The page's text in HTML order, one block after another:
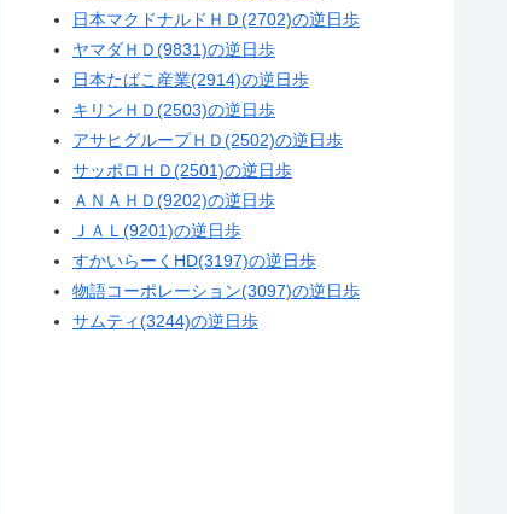
日本マクドナルドＨＤ(2702)の逆日歩
ヤマダＨＤ(9831)の逆日歩
日本たばこ産業(2914)の逆日歩
キリンＨＤ(2503)の逆日歩
アサヒグループＨＤ(2502)の逆日歩
サッポロＨＤ(2501)の逆日歩
ＡＮＡＨＤ(9202)の逆日歩
ＪＡＬ(9201)の逆日歩
すかいらーくHD(3197)の逆日歩
物語コーポレーション(3097)の逆日歩
サムティ(3244)の逆日歩